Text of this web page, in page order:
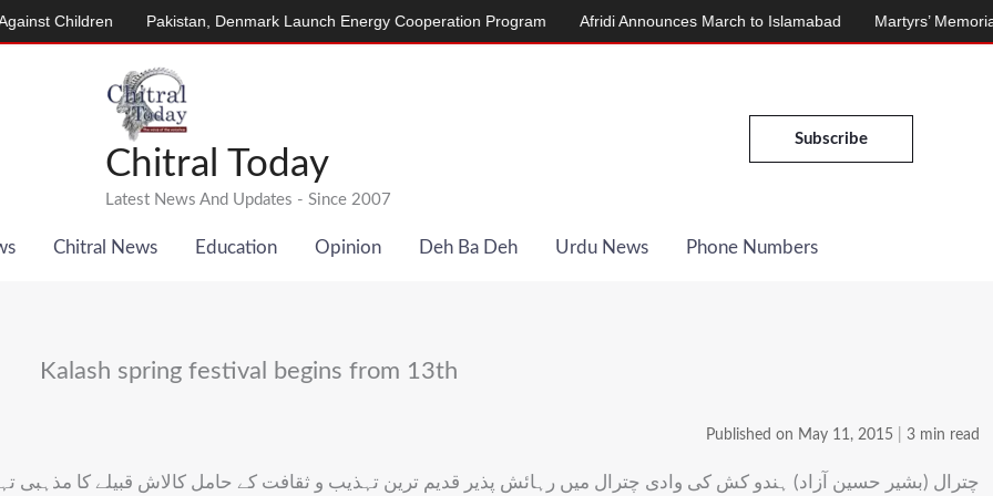
Chitral Today
Latest News And Updates - Since 2007
Subscribe
Chitral News Education Opinion Deh Ba Deh Urdu News Phone Numbers
Kalash spring festival begins from 13th
Published on May 11, 2015 3 min read
Pakistan, Denmark Launch Energy Cooperation Program Afridi Announces March to Islamabad Martyrs’ Memorial